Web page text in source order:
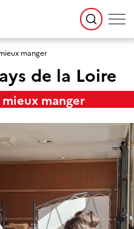
manger
de la Loire
manger